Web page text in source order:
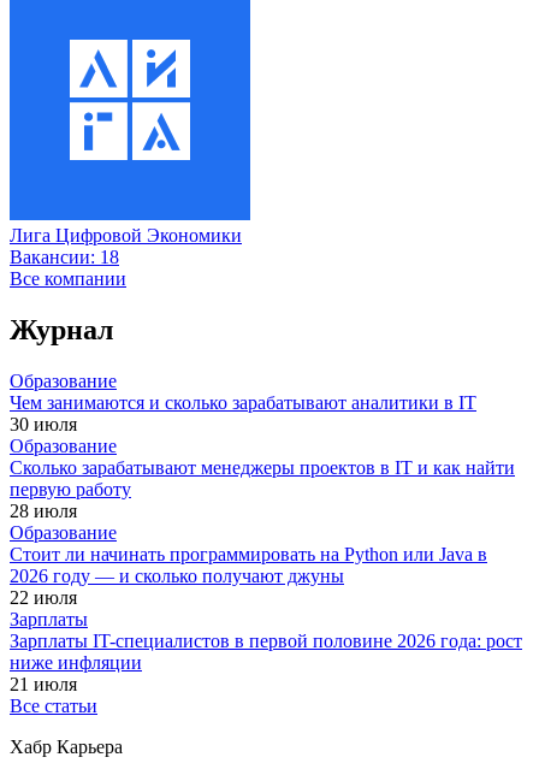
Лига Цифровой Экономики
Вакансии: 18
Все компании
Журнал
Образование
Чем занимаются и сколько зарабатывают аналитики в IT
30 июля
Образование
Сколько зарабатывают менеджеры проектов в IT и как найти
первую работу
28 июля
Образование
Стоит ли начинать программировать на Python или Java в
2026 году — и сколько получают джуны
22 июля
Зарплаты
Зарплаты IT-специалистов в первой половине 2026 года: рост
ниже инфляции
21 июля
Все статьи
Хабр Карьера